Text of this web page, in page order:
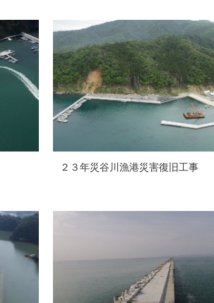
２３年災谷川漁港災害復旧工事